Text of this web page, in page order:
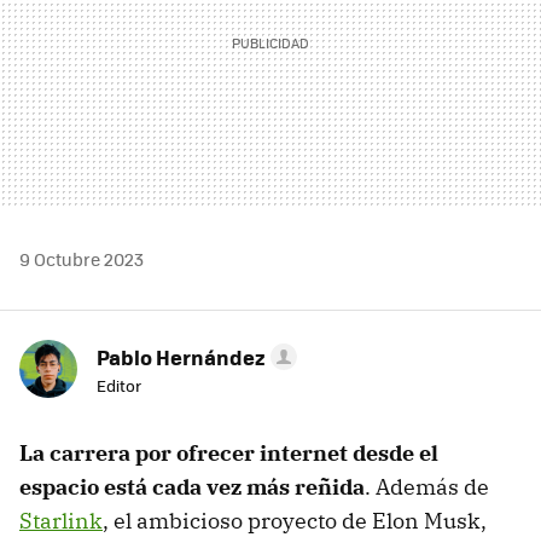
9 Octubre 2023
Pablo Hernández
Editor
La carrera por ofrecer internet desde el
espacio está cada vez más reñida. Además de
Starlink, el ambicioso proyecto de Elon Musk,